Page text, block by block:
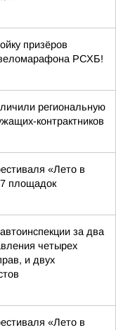
призёров
РСХБ!
региональную
контрактников
«Лето в
площадок
за два
четырех
и двух
«Лето в